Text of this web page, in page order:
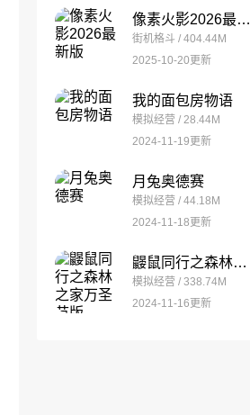
像素火影2026最新版
街机格斗 / 404.44M
2025-10-20更新
我的面包房物语
模拟经营 / 28.44M
2024-11-19更新
月兔奥德赛
模拟经营 / 44.18M
2024-11-18更新
鼹鼠同行之森林之家万圣节版
模拟经营 / 338.74M
2024-11-16更新